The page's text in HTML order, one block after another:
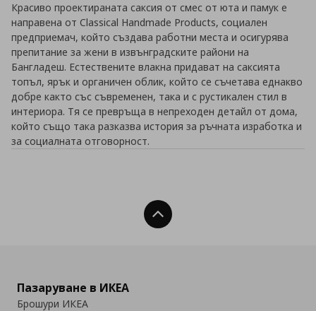
Красиво проектираната саксия от смес от юта и памук е
направена от Classical Handmade Products, социален
предприемач, който създава работни места и осигурява
препитание за жени в извънградските райони на
Бангладеш. Естествените влакна придават на саксията
топъл, ярък и органичен облик, който се съчетава еднакво
добре както със съвременен, така и с рустикален стил в
интериора. Тя се превръща в непреходен детайл от дома,
който също така разказва история за ръчната изработка и
за социалната отговорност.
Нагоре
Пазаруване в ИКЕА
Брошури ИКЕА